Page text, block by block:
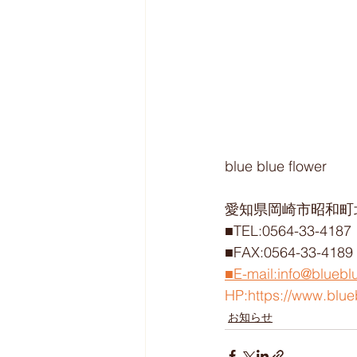
blue blue flower
愛知県岡崎市昭和
■TEL:0564-33-4187
■FAX:0564-33-4189
■E-
HP:https://
お知らせ